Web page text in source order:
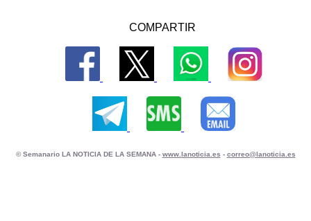
COMPARTIR
© Semanario LA NOTICIA DE LA SEMANA - www.lanoticia.es - correo@lanoticia.es